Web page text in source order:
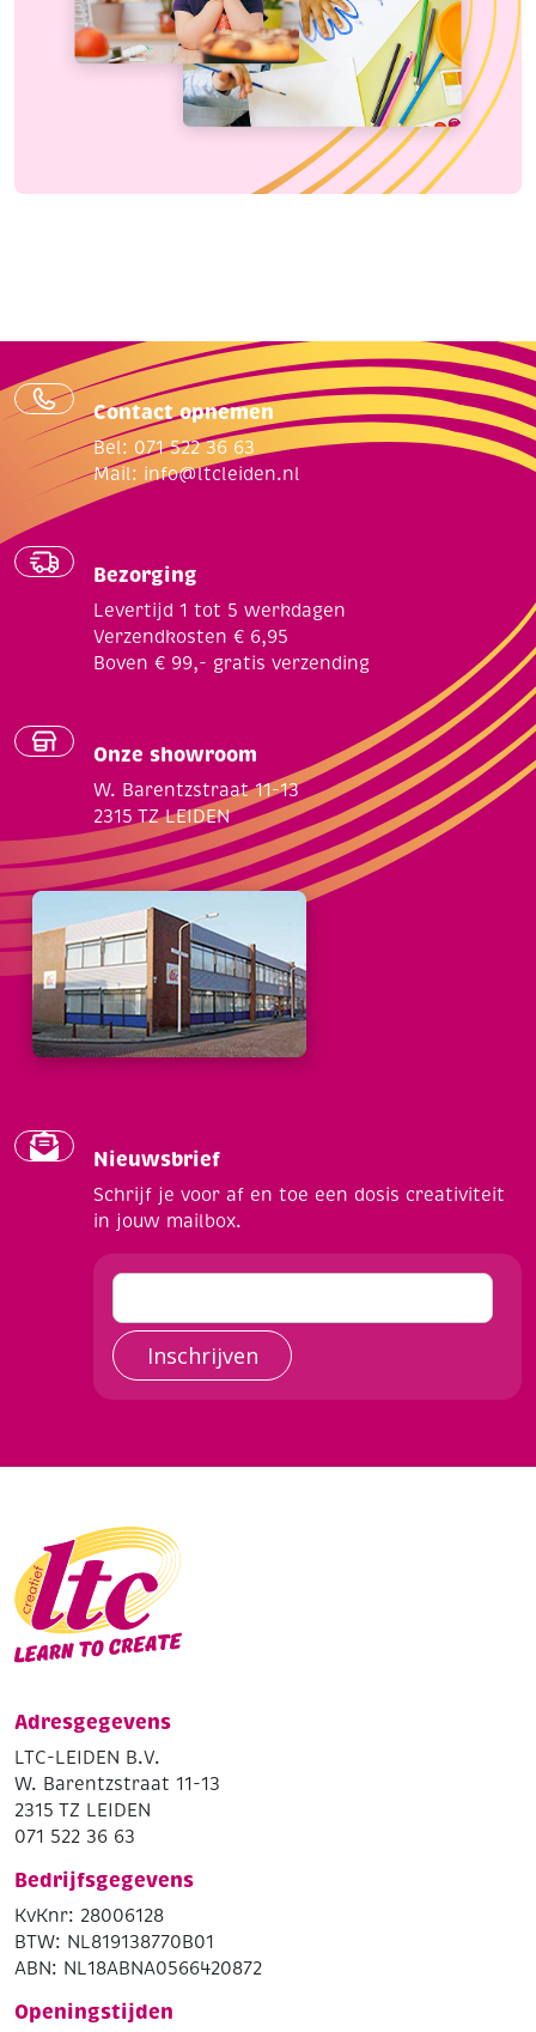
Contact opnemen
Bel: 071 522 36 63
Mail: info@ltcleiden.nl
Bezorging
Levertijd 1 tot 5 werkdagen
Verzendkosten € 6,95
Boven € 99,- gratis verzending
Onze showroom
W. Barentzstraat 11-13
2315 TZ LEIDEN
Nieuwsbrief
Schrijf je voor af en toe een dosis creativiteit
in jouw mailbox.
Inschrijven
Adresgegevens
LTC-LEIDEN B.V.
W. Barentzstraat 11-13
2315 TZ LEIDEN
071 522 36 63
Bedrijfsgegevens
KvKnr: 28006128
BTW: NL819138770B01
ABN: NL18ABNA0566420872
Openingstijden